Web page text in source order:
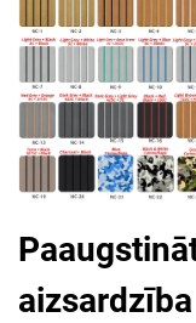
aizsardzība